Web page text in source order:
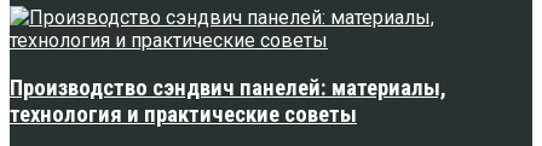
Производство сэндвич панелей: материалы,
технология и практические советы